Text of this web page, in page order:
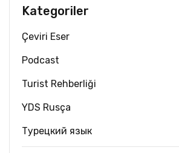
Kategoriler
Çeviri Eser
Podcast
Turist Rehberliği
YDS Rusça
Турецкий язык